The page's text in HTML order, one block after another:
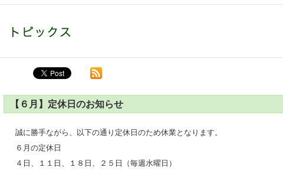
【６月】定休日のお知らせ
誠に勝手ながら、以下の通り定休日のため休業となります。
６月の定休日
４日、１１日、１８日、２５日（毎週水曜日）